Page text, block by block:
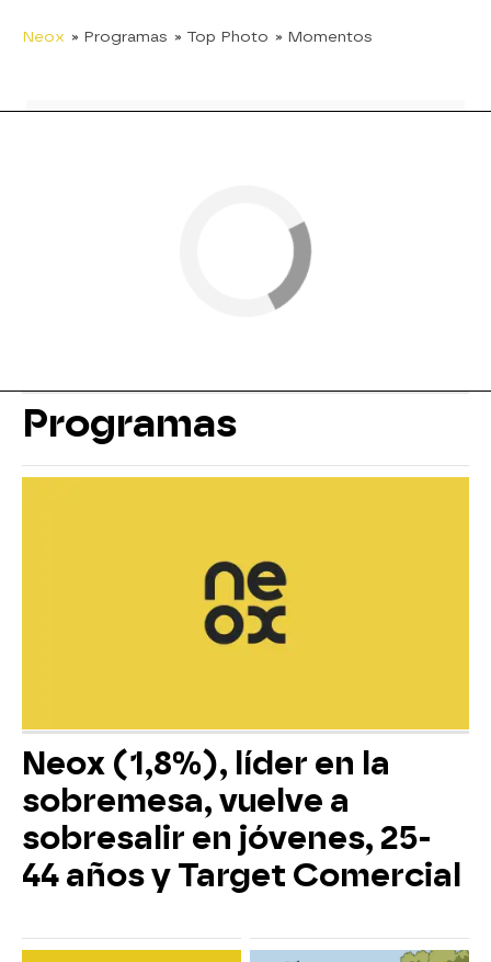
Neox » Programas » Top Photo » Momentos
Programas
Neox (1,8%), líder en la
sobremesa, vuelve a
sobresalir en jóvenes, 25-
44 años y Target Comercial